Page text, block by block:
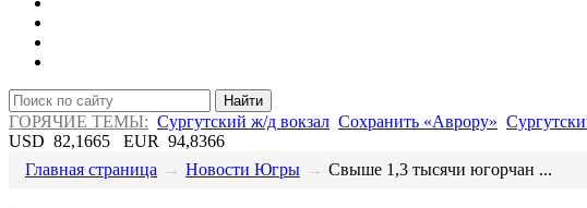
Найти
ГОРЯЧИЕ ТЕМЫ: Сургутский ж/д вокзал Сохранить «Аврору»
USD 82,1665 EUR 94,8366
Главная страница → Новости Югры → ​Свыше 1,3 тысячи югорчан ...